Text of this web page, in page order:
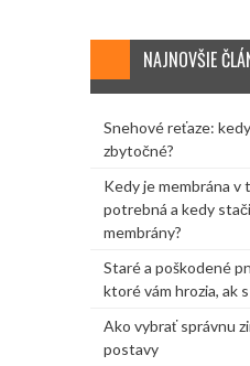
NAJNOVŠIE
Snehové reťaze:
zbytočné?
Kedy je membrána
potrebná a kedy
membrány?
Staré a poškodené
ktoré vám hrozia, ak
Ako vybrať správnu
postavy